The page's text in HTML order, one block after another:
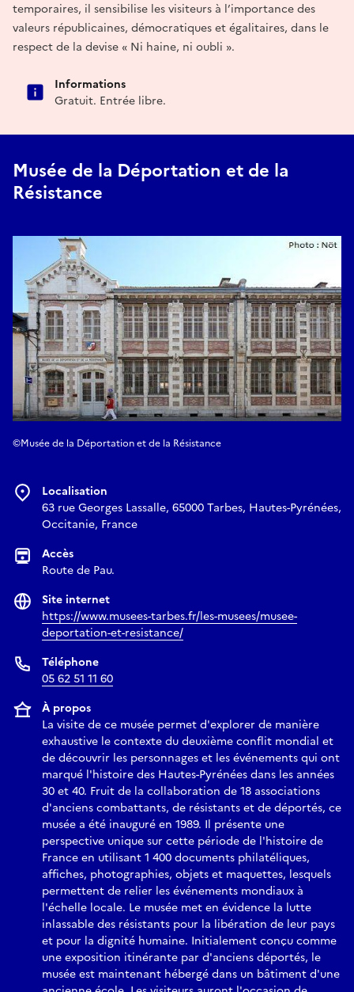
temporaires, il sensibilise les visiteurs à l’importance des
valeurs républicaines, démocratiques et égalitaires, dans le
respect de la devise « Ni haine, ni oubli ».
Informations
Gratuit. Entrée libre.
Musée de la Déportation et de la
Résistance
©Musée de la Déportation et de la Résistance
Localisation
63 rue Georges Lassalle, 65000 Tarbes, Hautes-Pyrénées,
Occitanie, France
Accès
Route de Pau.
Site internet
https://www.musees-tarbes.fr/les-musees/musee-
deportation-et-resistance/
Téléphone
05 62 51 11 60
À propos
La visite de ce musée permet d'explorer de manière
exhaustive le contexte du deuxième conflit mondial et
de découvrir les personnages et les événements qui ont
marqué l'histoire des Hautes-Pyrénées dans les années
30 et 40. Fruit de la collaboration de 18 associations
d'anciens combattants, de résistants et de déportés, ce
musée a été inauguré en 1989. Il présente une
perspective unique sur cette période de l'histoire de
France en utilisant 1 400 documents philatéliques,
affiches, photographies, objets et maquettes, lesquels
permettent de relier les événements mondiaux à
l'échelle locale. Le musée met en évidence la lutte
inlassable des résistants pour la libération de leur pays
et pour la dignité humaine. Initialement conçu comme
une exposition itinérante par d'anciens déportés, le
musée est maintenant hébergé dans un bâtiment d'une